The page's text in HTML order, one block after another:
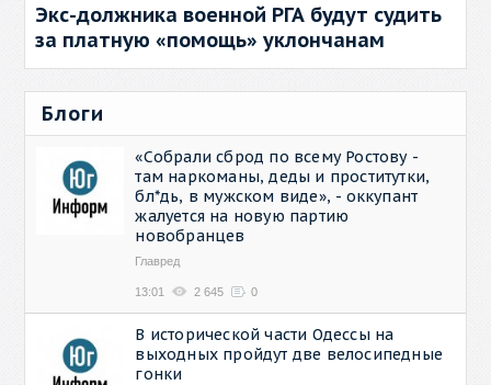
Экс-должника военной РГА будут судить
за платную «помощь» уклончанам
Блоги
«Собрали сброд по всему Ростову -
там наркоманы, деды и проститутки,
бл*дь, в мужском виде», - оккупант
жалуется на новую партию
новобранцев
Главред
13:01 2 645 0
В исторической части Одессы на
выходных пройдут две велосипедные
гонки